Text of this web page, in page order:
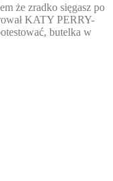
że zradko sięgasz po
KATY PERRY-
butelka w